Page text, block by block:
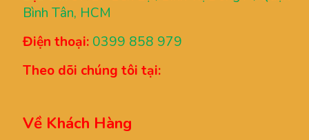
Bình Tân, HCM
Điện thoại: 0399 858 979
Theo dõi chúng tôi tại:
Về Khách Hàng